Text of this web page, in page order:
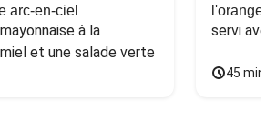
arc-en-ciel
à la
et une salade verte
l'orange
servi
45